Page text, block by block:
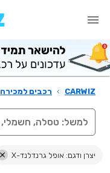
CARWIZ
› רכבים למכירה
יצרן ודגם: אופל גרנדלנד-X